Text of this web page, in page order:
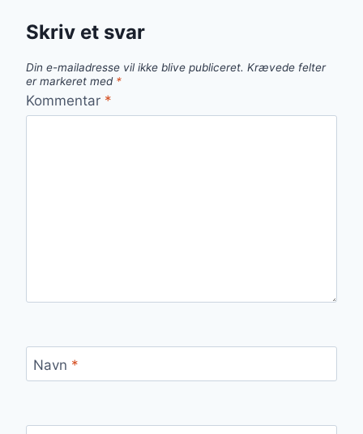
Skriv et svar
Din e-mailadresse vil ikke blive publiceret. Krævede felter
er markeret med *
Kommentar *
Navn *